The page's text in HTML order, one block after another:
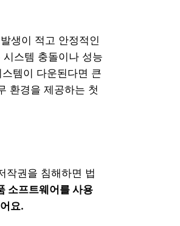
생이 적고 안정적인
스템 충돌이나 성능
템이 다운된다면 큰
환경을 제공하는 첫
작권을 침해하면 법
소프트웨어를 사용
요.